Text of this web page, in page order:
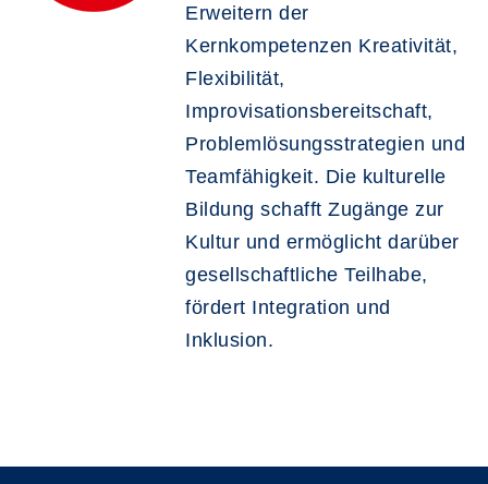
Erweitern der
Kernkompetenzen Kreativität,
Flexibilität,
Improvisationsbereitschaft,
Problemlösungsstrategien und
Teamfähigkeit. Die kulturelle
Bildung schafft Zugänge zur
Kultur und ermöglicht darüber
gesellschaftliche Teilhabe,
fördert Integration und
Inklusion.